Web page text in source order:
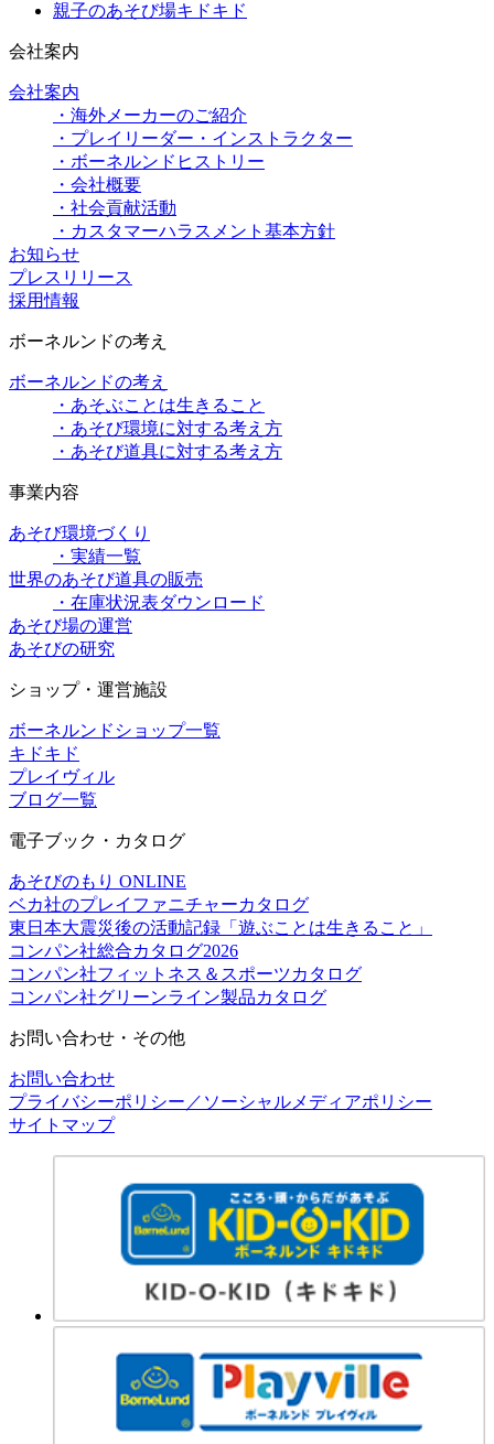
親子のあそび場キドキド
会社案内
会社案内
・海外メーカーのご紹介
・プレイリーダー・インストラクター
・ボーネルンドヒストリー
・会社概要
・社会貢献活動
・カスタマーハラスメント基本方針
お知らせ
プレスリリース
採用情報
ボーネルンドの考え
ボーネルンドの考え
・あそぶことは生きること
・あそび環境に対する考え方
・あそび道具に対する考え方
事業内容
あそび環境づくり
・実績一覧
世界のあそび道具の販売
・在庫状況表ダウンロード
あそび場の運営
あそびの研究
ショップ・運営施設
ボーネルンドショップ一覧
キドキド
プレイヴィル
ブログ一覧
電子ブック・カタログ
あそびのもり ONLINE
ベカ社のプレイファニチャーカタログ
東日本大震災後の活動記録「遊ぶことは生きること」
コンパン社総合カタログ2026
コンパン社フィットネス＆スポーツカタログ
コンパン社グリーンライン製品カタログ
お問い合わせ・その他
お問い合わせ
プライバシーポリシー／ソーシャルメディアポリシー
サイトマップ